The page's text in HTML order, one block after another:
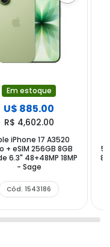
Em estoque
U$ 885.00
R$ 4,602.00
iPhone 17 A3520
+ eSIM 256GB 8GB
6.3" 48+48MP 18MP
- Sage
Cód. 1543186